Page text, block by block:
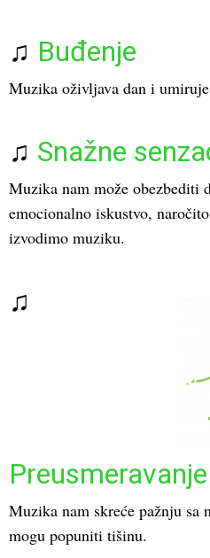
♫ Buđenje
Muzika oživljava dan i umiruje
♫ Snažne
Muzika nam može obezbediti
emocionalno iskustvo,
izvodimo muziku.
♫
Preusmeravanje
Muzika nam skreće pažnju
mogu popuniti tišinu.